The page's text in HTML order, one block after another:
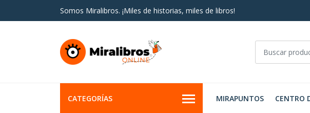
Somos Miralibros. ¡Miles de historias, miles de libros!
CATEGORÍAS MIRAPUNTOS CENTRO